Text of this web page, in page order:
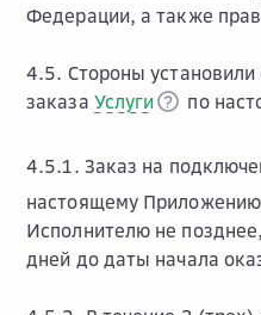
Федерации, а также
4.5. Стороны
заказа Услуги по
4.5.1. Заказ на
настоящему
Исполнителю не
дней до даты начала